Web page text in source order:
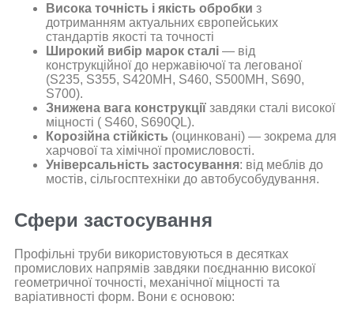
Висока точність і якість обробки з
дотриманням актуальних європейських
стандартів якості та точності
Широкий вибір марок сталі — від
конструкційної до нержавіючої та легованої
(S235, S355, S420MH, S460, S500MH, S690,
S700).
Знижена вага конструкції завдяки сталі високої
міцності ( S460, S690QL).
Корозійна стійкість (оцинковані) — зокрема для
харчової та хімічної промисловості.
Універсальність застосування: від меблів до
мостів, сільгосптехніки до автобусобудування.
Сфери застосування
Профільні труби використовуються в десятках
промислових напрямів завдяки поєднанню високої
геометричної точності, механічної міцності та
варіативності форм. Вони є основою: